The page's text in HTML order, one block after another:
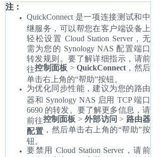
注：
QuickConnect 是一项连接测试和中
继服务，可以帮您在客户端设备上
轻松设置 Cloud Station Server，无
需为您的 Synology NAS 配置端口
转发规则。要了解详细指示，请前
往控制面板 > QuickConnect ，然后
单击右上角的“帮助”按钮。
为优化同步性能，建议为您的路由
器和 Synology NAS 启用 TCP 端口
6690 的转发。要了解更多信息，请
前往控制面板 > 外部访问 > 路由器
配置 ，然后单击右上角的“帮助”按
钮。
要禁用 Cloud Station Server，请前